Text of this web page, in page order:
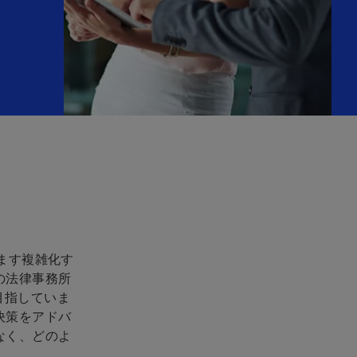
す複雑化す
法律事務所
していま
策をアドバ
、どのよ